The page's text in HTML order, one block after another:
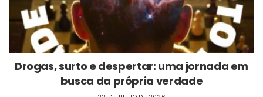
Drogas, surto e despertar: uma jornada em
busca da própria verdade